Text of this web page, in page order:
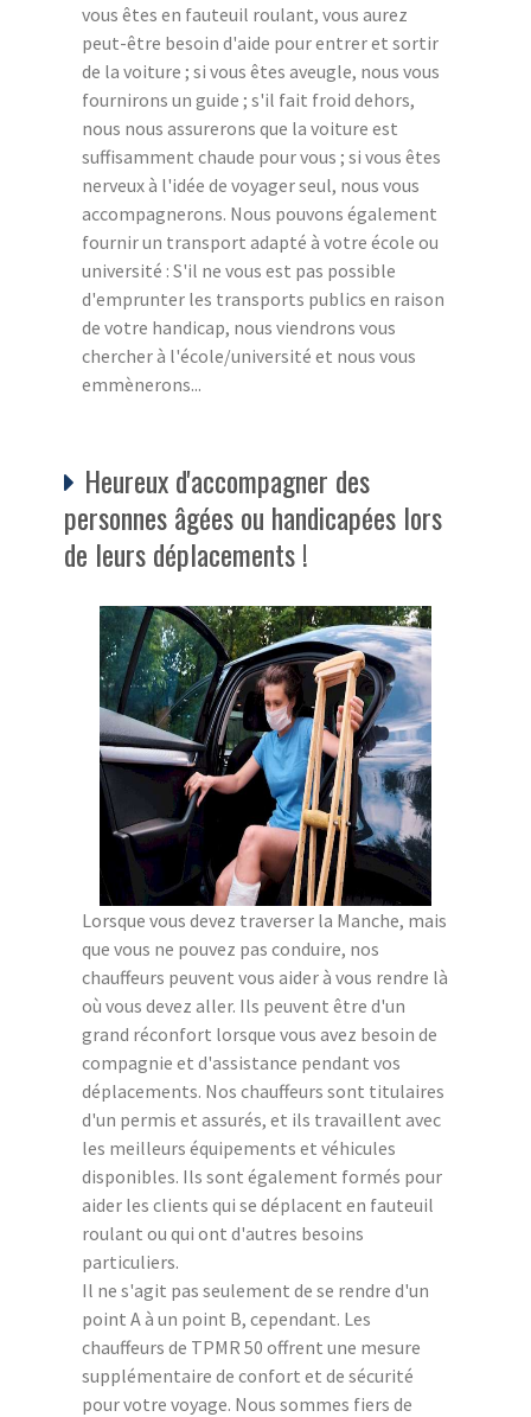
vous êtes en fauteuil roulant, vous aurez
peut-être besoin d'aide pour entrer et sortir
de la voiture ; si vous êtes aveugle, nous vous
fournirons un guide ; s'il fait froid dehors,
nous nous assurerons que la voiture est
suffisamment chaude pour vous ; si vous êtes
nerveux à l'idée de voyager seul, nous vous
accompagnerons. Nous pouvons également
fournir un transport adapté à votre école ou
université : S'il ne vous est pas possible
d'emprunter les transports publics en raison
de votre handicap, nous viendrons vous
chercher à l'école/université et nous vous
emmènerons...
Heureux d'accompagner des
personnes âgées ou handicapées lors
de leurs déplacements !
Lorsque vous devez traverser la Manche, mais
que vous ne pouvez pas conduire, nos
chauffeurs peuvent vous aider à vous rendre là
où vous devez aller. Ils peuvent être d'un
grand réconfort lorsque vous avez besoin de
compagnie et d'assistance pendant vos
déplacements. Nos chauffeurs sont titulaires
d'un permis et assurés, et ils travaillent avec
les meilleurs équipements et véhicules
disponibles. Ils sont également formés pour
aider les clients qui se déplacent en fauteuil
roulant ou qui ont d'autres besoins
particuliers.
Il ne s'agit pas seulement de se rendre d'un
point A à un point B, cependant. Les
chauffeurs de TPMR 50 offrent une mesure
supplémentaire de confort et de sécurité
pour votre voyage. Nous sommes fiers de